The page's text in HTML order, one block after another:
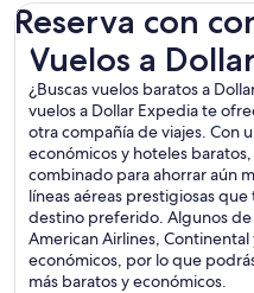
Reserva con
Vuelos a
¿Buscas vuelos baratos a
vuelos a Dollar Expedia te
otra compañía de viajes. Con
económicos y hoteles
combinado para ahorrar aún
líneas aéreas prestigiosas
destino preferido. Algunos
American Airlines,
económicos, por lo que
más baratos y económicos.
Vuelos a Dollar, Escocia